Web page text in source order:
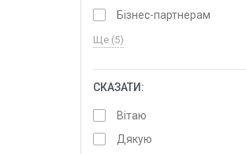
Бізнес-партнерам
Ще (5)
СКАЗАТИ:
Вітаю
Дякую